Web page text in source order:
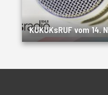
KUKUKsRUF vom 14.